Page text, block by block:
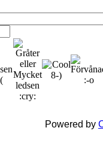
Powered by